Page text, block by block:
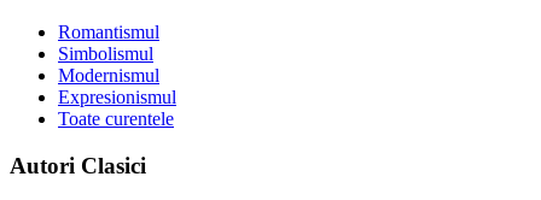
Romantismul
Simbolismul
Modernismul
Expresionismul
Toate curentele
Autori Clasici